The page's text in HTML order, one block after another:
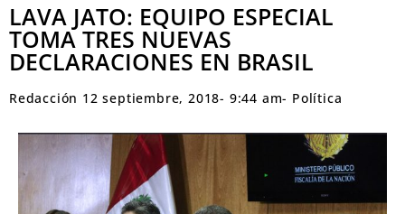
LAVA JATO: EQUIPO ESPECIAL
TOMA TRES NUEVAS
DECLARACIONES EN BRASIL
Redacción 12 septiembre, 2018- 9:44 am- Política